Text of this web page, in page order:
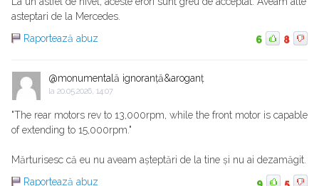
asteptari de la Mercedes.
Raportează abuz
6 8
@monumentală ignoranță&aroganț
la 20.05.2026, 14:07
"The rear motors rev to 13,000rpm, while the front motor is capable
of extending to 15,000rpm."
Mărturisesc că eu nu aveam așteptări de la tine și nu ai dezamăgit.
Raportează abuz
9 5